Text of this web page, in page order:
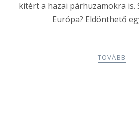
kitért a hazai párhuzamokra is.
Európa? Eldönthető
TOVÁBB